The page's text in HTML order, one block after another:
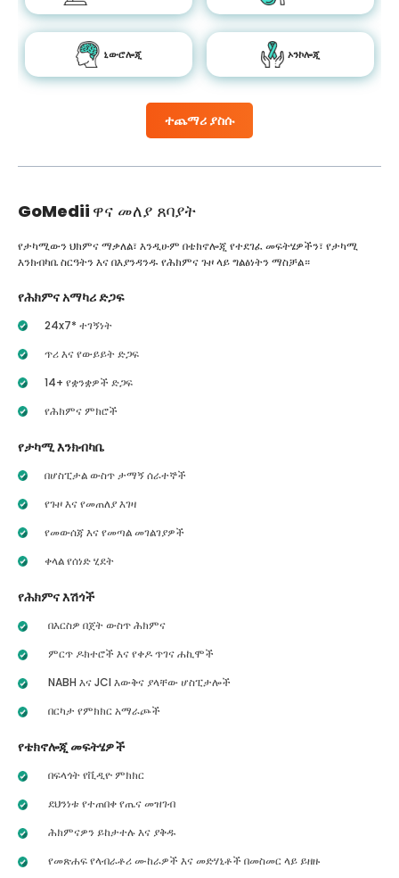
ተጨማሪ ያስሱ
ኒውሮሎጂ ኦንኮሎጂ
GoMedii ዋና መለያ ጸባያት
የታካሚውን ህክምና ማቃለል፣ እንዲሁም በቴክኖሎጂ የተደገፈ መፍትሄዎችን፣ የታካሚ
እንክብካቤ ስርዓትን እና በእያንዳንዱ የሕክምና ጉዞ ላይ ግልፅነትን ማስቻል።
የሕክምና አማካሪ ድጋፍ
24x7* ተገኝነት
ጥሪ እና የውይይት ድጋፍ
14+ የቋንቋዎች ድጋፍ
የሕክምና ምክሮች
የታካሚ እንክብካቤ
በሆስፒታል ውስጥ ታማኝ ሰራተኞች
የጉዞ እና የመጠለያ እገዛ
የመውሰጃ እና የመጣል መገልገያዎች
ቀላል የሰነድ ሂደት
የሕክምና እሽጎች
በእርስዎ በጀት ውስጥ ሕክምና
ምርጥ ዶክተሮች እና የቀዶ ጥገና ሐኪሞች
NABH እና JCI እውቅና ያላቸው ሆስፒታሎች
በርካታ የምክክር አማራጮች
የቴክኖሎጂ መፍትሄዎች
በፍላጎት የቪዲዮ ምክክር
ደህንነቱ የተጠበቀ የጤና መዝገብ
ሕክምናዎን ይከታተሉ እና ያቅዱ
የመጽሐፍ የላብራቶሪ ሙከራዎች እና መድሃኒቶች በመስመር ላይ ይዘዙ